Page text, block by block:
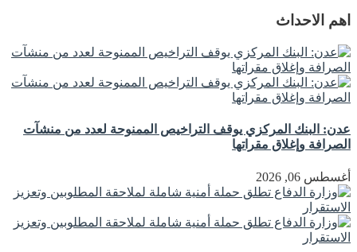
اهم الاحداث
عدن: البنك المركزي يوقف التراخيص الممنوحة لعدد من منشآت
الصرافة وإغلاق مقراتها
أغسطس 06, 2026